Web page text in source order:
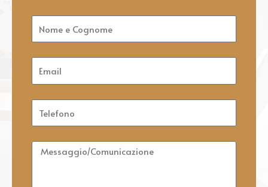
Nome
e
Cognome
Email
Telefono
Messaggio/Comunicazione